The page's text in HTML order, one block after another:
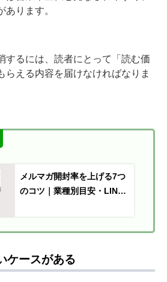
あります。
するには、読者にとって「読む価
らえる内容を届けなければなりま
メルマガ開封率を上げる7つ
のコツ｜業種別目安・LINE
ケースがある